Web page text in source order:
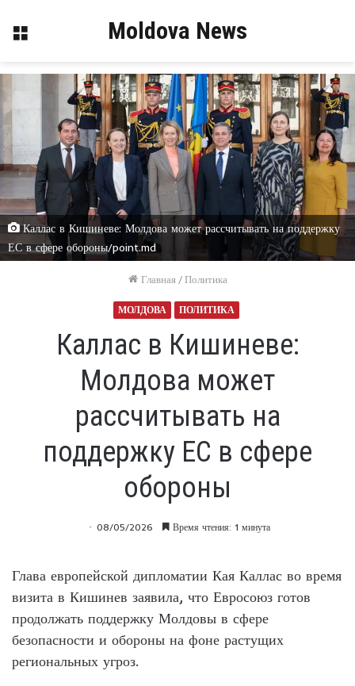
Меню Moldova News
Каллас в Кишиневе: Молдова может рассчитывать на поддержку
ЕС в сфере обороны/point.md
Главная / Политика
МОЛДОВА ПОЛИТИКА
Каллас в Кишиневе:
Молдова может
рассчитывать на
поддержку ЕС в сфере
обороны
08/05/2026 Время чтения: 1 минута
Глава европейской дипломатии Кая Каллас во время
визита в Кишинев заявила, что Евросоюз готов
продолжать поддержку Молдовы в сфере
безопасности и обороны на фоне растущих
региональных угроз.